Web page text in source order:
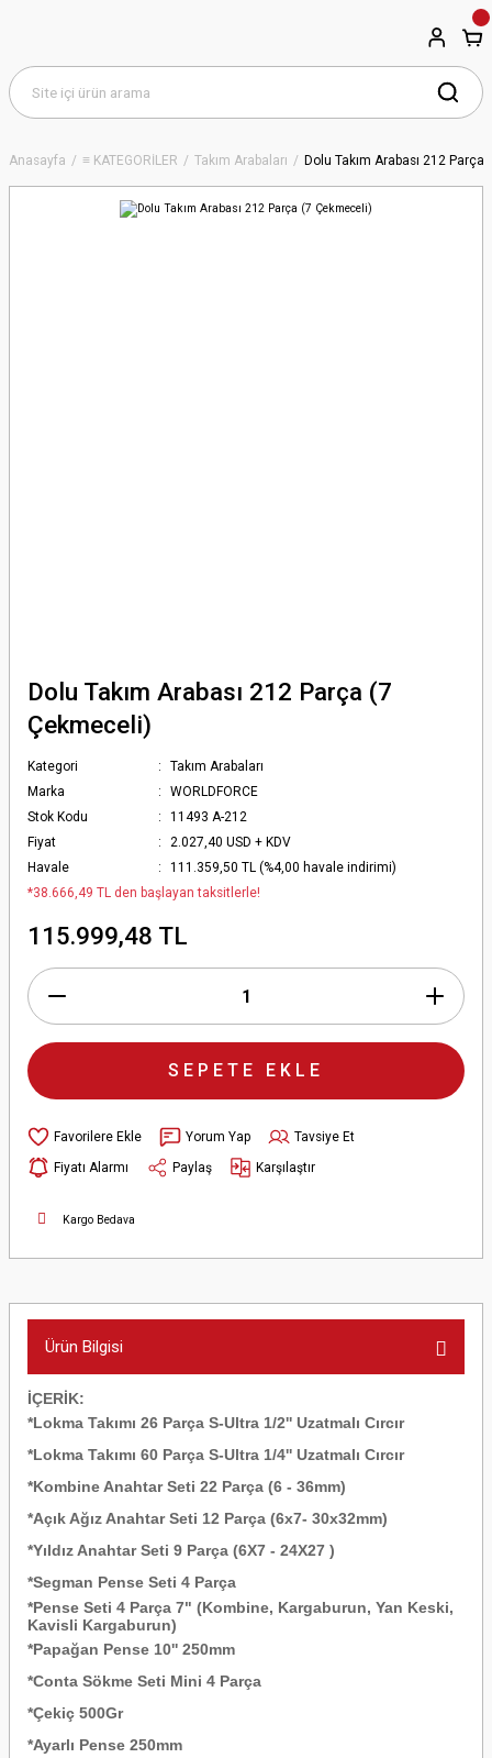
Anasayfa ≡ KATEGORİLER Takım Arabaları Dolu Takım Arabası 212
Dolu Takım Arabası 212 Parça (7
Çekmeceli)
Kategori
Takım Arabaları
Marka
WORLDFORCE
Stok Kodu
11493 A-212
Fiyat
2.027,40 USD + KDV
Havale
111.359,50 TL (%4,00 havale indirimi)
*38.666,49 TL den başlayan taksitlerle!
115.999,48 TL
SEPETE EKLE
Yorum Yap
Tavsiye Et
Fiyatı Alarmı
Paylaş Karşılaştır
Kargo Bedava
Ürün Bilgisi
İÇERİK:
*Lokma Takımı 26 Parça S-Ultra 1/2'' Uzatmalı Cırcır
*Lokma Takımı 60 Parça S-Ultra 1/4'' Uzatmalı Cırcır
*Kombine Anahtar Seti 22 Parça (6 - 36mm)
*Açık Ağız Anahtar Seti 12 Parça (6x7- 30x32mm)
*Yıldız Anahtar Seti 9 Parça (6X7 - 24X27 )
*Segman Pense Seti 4 Parça
*Pense Seti 4 Parça 7" (Kombine, Kargaburun, Yan Keski,
Kavisli Kargaburun)
*Papağan Pense 10'' 250mm
*Conta Sökme Seti Mini 4 Parça
*Çekiç 500Gr
*Ayarlı Pense 250mm